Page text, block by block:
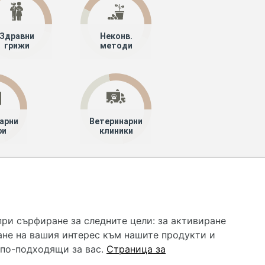
Здравни
грижи
Неконв.
методи
Ветеринарни
клиники
все че се полагат всички усилия за обновяване и
и самолечението могат да бъдат опасни за
помощ!
сърфиране за следните цели: за активиране
на вашия интерес към нашите продукти и
подходящи за вас. Страница за